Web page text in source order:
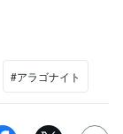
#アラゴナイト